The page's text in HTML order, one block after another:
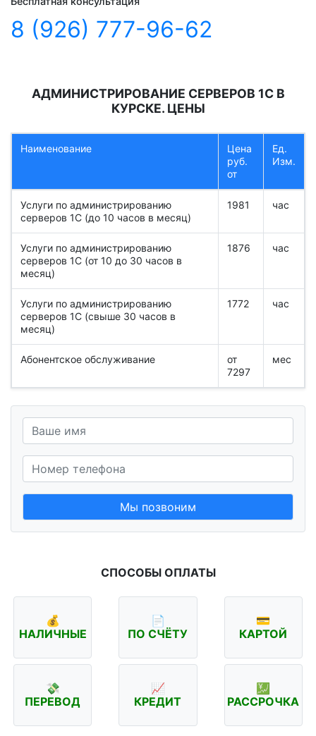
8 (926) 777-96-62
АДМИНИСТРИРОВАНИЕ СЕРВЕРОВ 1С В
КУРСКЕ. ЦЕНЫ
Наименование
Цена
руб.
от
Ед.
Изм.
Услуги по администрированию
серверов 1С (до 10 часов в месяц)
1981 час
Услуги по администрированию
серверов 1С (от 10 до 30 часов в
месяц)
1876 час
Услуги по администрированию
серверов 1С (свыше 30 часов в
месяц)
1772 час
Абонентское обслуживание
от
7297
мес
Мы позвоним
СПОСОБЫ ОПЛАТЫ
💰
НАЛИЧНЫЕ
📄
ПО СЧЁТУ
💳
КАРТОЙ
💸
ПЕРЕВОД
📈
КРЕДИТ
💹
РАССРОЧКА